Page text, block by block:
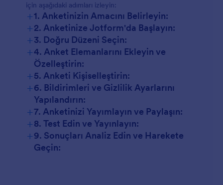
için aşağıdaki adımları izleyin:
+1. Anketinizin Amacını Belirleyin:
+2. Anketinize Jotform'da Başlayın:
+3. Doğru Düzeni Seçin:
+4. Anket Elemanlarını Ekleyin ve
Özelleştirin:
+5. Anketi Kişiselleştirin:
+6. Bildirimleri ve Gizlilik Ayarlarını
Yapılandırın:
+7. Anketinizi Yayımlayın ve Paylaşın:
+8. Test Edin ve Yayınlayın:
+9. Sonuçları Analiz Edin ve Harekete
Geçin: